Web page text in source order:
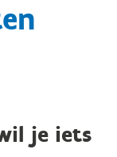
je iets